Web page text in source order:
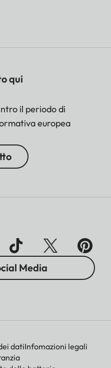
qui
il periodo di
europea
Media
datiInfomazioni legali